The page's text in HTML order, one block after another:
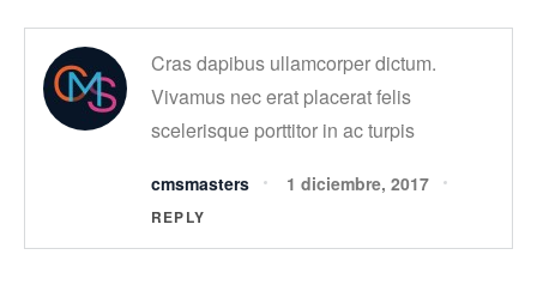
Cras dapibus ullamcorper dictum.
Vivamus nec erat placerat felis
scelerisque porttitor in ac turpis
cmsmasters 1 diciembre, 2017
REPLY